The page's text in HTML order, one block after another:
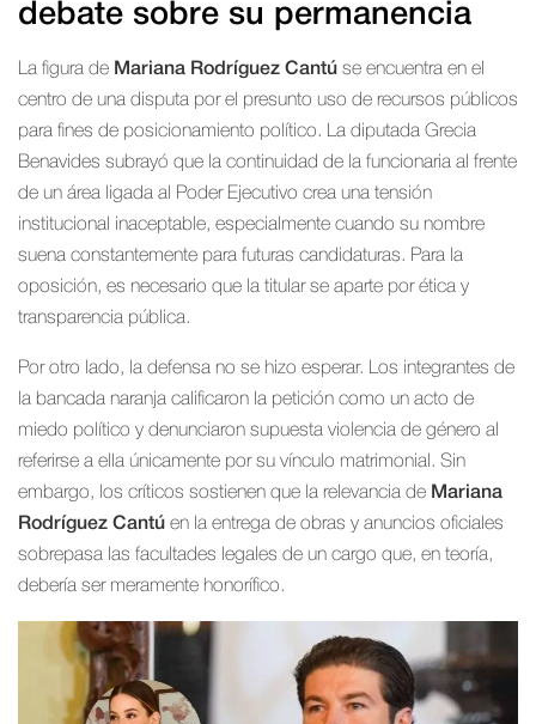
debate sobre su permanencia
La figura de Mariana Rodríguez Cantú se encuentra en el
centro de una disputa por el presunto uso de recursos públicos
para fines de posicionamiento político. La diputada Grecia
Benavides subrayó que la continuidad de la funcionaria al frente
de un área ligada al Poder Ejecutivo crea una tensión
institucional inaceptable, especialmente cuando su nombre
suena constantemente para futuras candidaturas. Para la
oposición, es necesario que la titular se aparte por ética y
transparencia pública.
Por otro lado, la defensa no se hizo esperar. Los integrantes de
la bancada naranja calificaron la petición como un acto de
miedo político y denunciaron supuesta violencia de género al
referirse a ella únicamente por su vínculo matrimonial. Sin
embargo, los críticos sostienen que la relevancia de Mariana
Rodríguez Cantú en la entrega de obras y anuncios oficiales
sobrepasa las facultades legales de un cargo que, en teoría,
debería ser meramente honorífico.